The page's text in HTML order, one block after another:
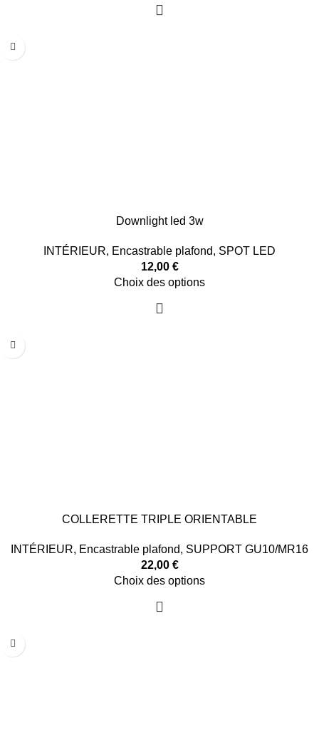
Downlight led 3w
INTÉRIEUR, Encastrable plafond, SPOT LED
12,00 €
Choix des options
COLLERETTE TRIPLE ORIENTABLE
INTÉRIEUR, Encastrable plafond, SUPPORT GU10/MR16
22,00 €
Choix des options